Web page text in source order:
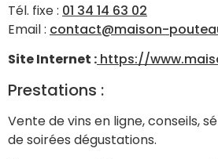
Tél. fixe : 01 34 14 63 02
Email : contact@maison-
Site Internet : https://
Prestations :
Vente de vins en ligne, conseils,
de soirées dégustations.